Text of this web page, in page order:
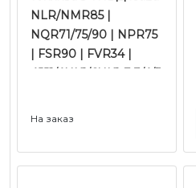
NLR/NMR85 |
NQR71/75/90 | NPR75
| FSR90 | FVR34 |
4JJ1/4HK1/6HK1 Е-3/4/5
На заказ